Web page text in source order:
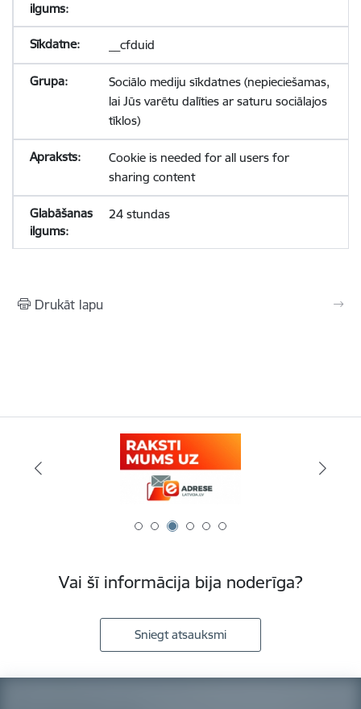
__cfduid
Sociālo mediju sīkdatnes (nepieciešamas,
lai Jūs varētu dalīties ar saturu sociālajos
tīklos)
Cookie is needed for all users for
sharing content
24 stundas
Drukāt lapu
Vai šī informācija bija noderīga?
Sniegt atsauksmi